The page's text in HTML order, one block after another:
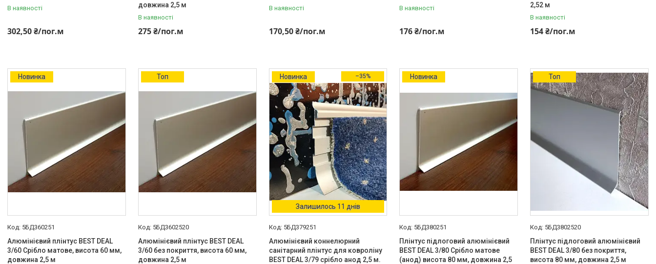
Профіль з LED підсвічуванням
ДСП, ЛДСП, скла, дзеркал,
декоративних стінових
панелей, гіпсопанелей
Профіль для плитки
Капельник Терасний /
балконний профіль (карниз).
Алюмінієвий профіль
Алюмінієві куточки
Алюмінієвий верстатний
профіль V-Slot
Алюмінієві протиковзкі
накладки
Алюмінієві пороги для підлоги
В наявності
302,50 ₴/пог.м
довжина 2,5 м
В наявності
275 ₴/пог.м
В наявності
170,50 ₴/пог.м
В наявності
176 ₴/пог.м
2,52 м
В наявності
154 ₴/пог.м
Новинка
5БД360251
Алюмінієвий плінтус BEST DEAL
3/60 Срібло матове, висота 60 мм,
довжина 2,5 м
Топ
5БД3602520
Алюмінієвий плінтус BEST DEAL
3/60 без покриття, висота 60 мм,
довжина 2,5 м
Новинка –35%
Залишилось 11 днів
5БД379251
Алюмінієвий коннелюрний
санітарний плінтус для ковроліну
BEST DEAL 3/79 срібло анод 2,5 м.
Новинка
5БД380251
Плінтус підлоговий алюмінієвий
BEST DEAL 3/80 Срібло матове
(анод) висота 80 мм, довжина 2,5
Топ
5БД3802520
Плінтус підлоговий алюмінієвий
BEST DEAL 3/80 без покриття,
висота 80 мм, довжина 2,5 м